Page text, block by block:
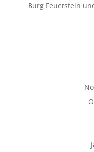
Burg Feuerstein